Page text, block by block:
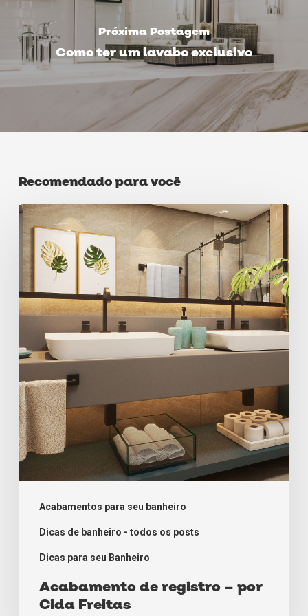
Próxima Postagem
Como ter um lavabo exclusivo
Recomendado para você
Acabamentos para seu banheiro
Dicas de banheiro - todos os posts
Dicas para seu Banheiro
Acabamento
de
registro
por
Freitas
Acabamento de registro – por
Cida Freitas